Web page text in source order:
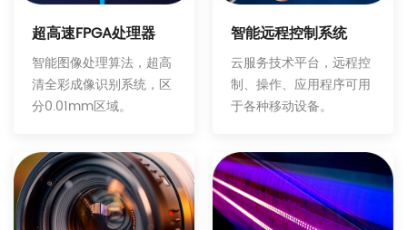
超高速FPGA处理器
智能图像处理算法，超高
清全彩成像识别系统，区
分0.01mm区域。
智能远程控制系统
云服务技术平台，远程控
制、操作、应用程序可用
于各种移动设备。